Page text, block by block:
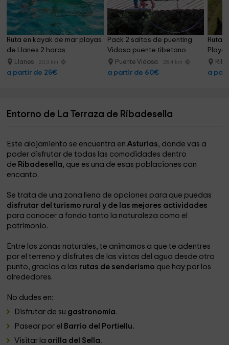
Ruta en kayak de mar playas
de Llanes 2 horas
Llanes 20.3 km
a partir de 25€
Pack 2 saltos de puenting
Vidosa puente tibetano
Puente Vidosa 28.4 km
a partir de 60€
Ruta
Playa
a
Entorno de La Terraza de Ribadesella
Este alojamiento se encuentra enAsturias, donde vas a
poder disfrutar de todas las comodidades dentro
de Ribadesella, que es una de esas poblaciones con
encanto.
Se trata de una zona llena de opciones para que puedas
disfrutar del turismo rural y de las mejores actividades
para conocer a fondo tanto la naturaleza como el
patrimonio.
Entre las zonas naturales, te animamos a que te adentres
por el terreno y disfrutes de las vistas del agua desde otro
punto, gracias a las rutas de senderismo que hay por los
alrededores.
No dudes en:
Disfrutar de su gastronomía.
Pasear por el
Barrio del Portiellu.
Visitar la orilla del Sella.